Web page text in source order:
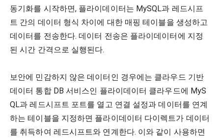
동기화를 시작하면, 플라이데이터는 MySQL과 레드시프
트 간의 데이터 형식 차이에 대한 매핑 테이블을 생성하고
데이터를 전송한다. 데이터 전송은 플라이데이터에 지정
된 시간 간격으로 실행된다.
보안에 민감하지 않은 데이터인 경우에는 클라우드 기반
데이터 통합 DB 서비스인 플라이데이터 클라우드에 MyS
QL과 레드시프트 포트를 열고 연결 설정과 데이터를 연계
하는 테이블을 지정하면 플라이데이터 다이렉트가 데이터
를 취득하여 레드시프트와 연계한다. 이와 같이 사용하면